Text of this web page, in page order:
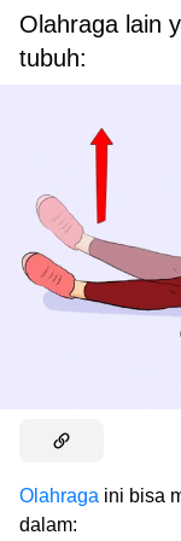
Olahraga lain
tubuh:
Olahraga ini bisa
dalam: